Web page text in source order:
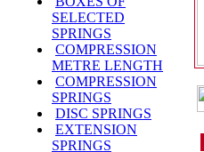
SELECTED
SPRINGS
COMPRESSION
METRE LENGTH
COMPRESSION
SPRINGS
DISC SPRINGS
EXTENSION
SPRINGS